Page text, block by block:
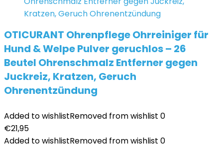
OTICURANT Ohrenpflege Ohrreiniger für
Hund & Welpe Pulver geruchlos – 26
Beutel Ohrenschmalz Entferner gegen
Juckreiz, Kratzen, Geruch
Ohrenentzündung
Added to wishlistRemoved from wishlist 0
€21,95
Added to wishlistRemoved from wishlist 0